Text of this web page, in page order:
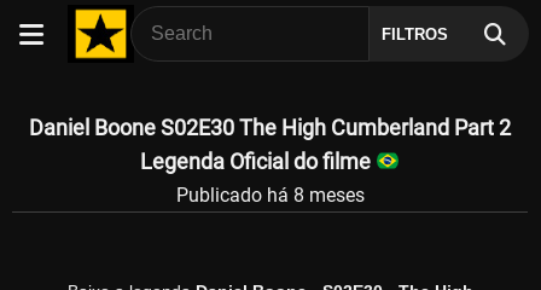
FILTROS
Daniel Boone S02E30 The High Cumberland Part 2
Legenda Oficial do filme
Publicado há 8 meses